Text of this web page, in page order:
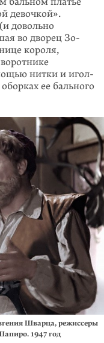
девочкой».
довольно
во дворец Зо­
короля,
нитки и игол­
ее бального
Шварца, режиссеры
1947 год